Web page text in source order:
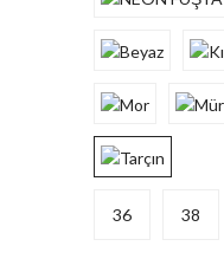
36 38